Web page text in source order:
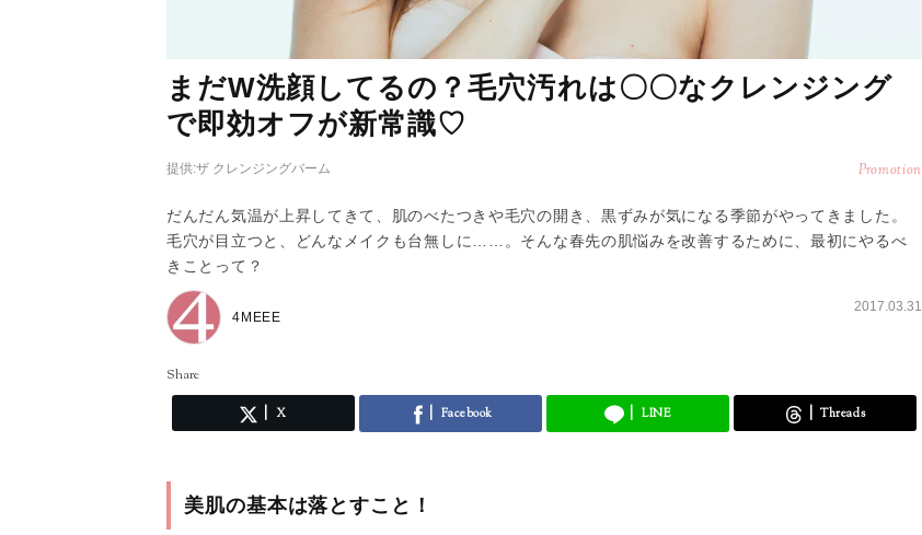
まだW洗顔してるの？毛穴汚れは〇〇なクレンジング
で即効オフが新常識♡
提供:ザ クレンジングバーム Promotion
だんだん気温が上昇してきて、肌のべたつきや毛穴の開き、黒ずみが気になる季節がやってきました。
毛穴が目立つと、どんなメイクも台無しに……。そんな春先の肌悩みを改善するために、最初にやるべ
きことって？
4MEEE
2017.03.31
Share
X Facebook LINE Threads
美肌の基本は落とすこと！